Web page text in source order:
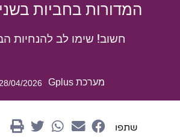
המדורות בחביות
חשוב! שימו לב להנחיות
מערכת Gplus 04/2026
שתפו